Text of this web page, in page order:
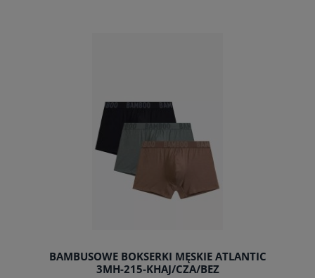
BAMBUSOWE BOKSERKI MĘSKIE ATLANTIC
3MH-215-KHAJ/CZA/BEZ